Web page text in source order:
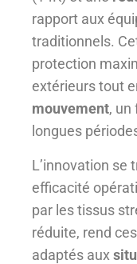
rapport aux
traditionnels.
protection
extérieurs tout
mouvement, un
longues
L’innovation se
efficacité
par les tissus
réduite, rend
adaptés aux